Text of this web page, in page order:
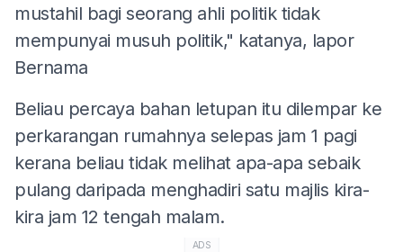
mustahil bagi seorang ahli politik tidak
mempunyai musuh politik," katanya, lapor
Bernama
Beliau percaya bahan letupan itu dilempar ke
perkarangan rumahnya selepas jam 1 pagi
kerana beliau tidak melihat apa-apa sebaik
pulang daripada menghadiri satu majlis kira-
kira jam 12 tengah malam.
ADS